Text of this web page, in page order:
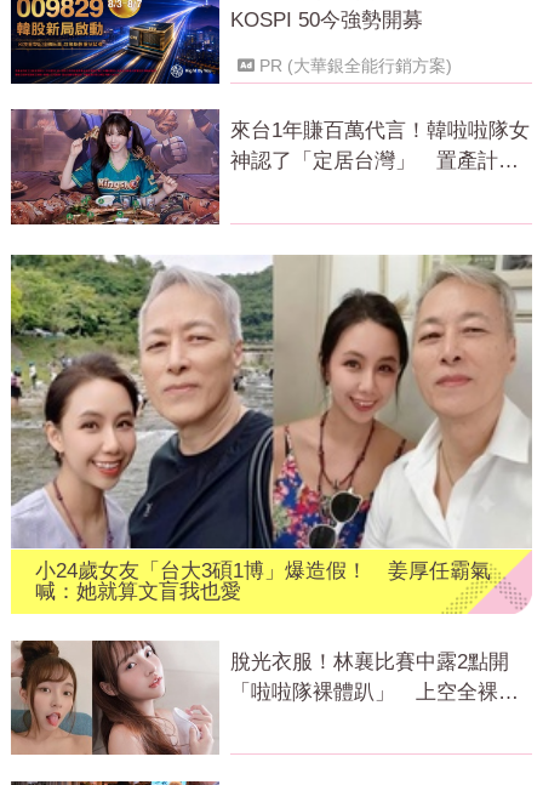
KOSPI 50今強勢開募
PR (大華銀全能行銷方案)
來台1年賺百萬代言！韓啦啦隊女
神認了「定居台灣」 置產計畫
小24歲女友「台大3碩1博」爆造假！ 姜厚任霸氣
喊：她就算文盲我也愛
脫光衣服！林襄比賽中露2點開
「啦啦隊裸體趴」 上空全裸被